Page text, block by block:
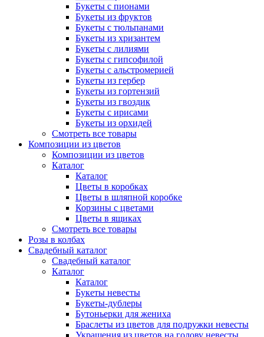
Букеты с пионами
Букеты из фруктов
Букеты с тюльпанами
Букеты из хризантем
Букеты с лилиями
Букеты с гипсофилой
Букеты с альстромерией
Букеты из гербер
Букеты из гортензий
Букеты из гвоздик
Букеты с ирисами
Букеты из орхидей
Смотреть все товары
Композиции из цветов
Композиции из цветов
Каталог
Каталог
Цветы в коробках
Цветы в шляпной коробке
Корзины с цветами
Цветы в ящиках
Смотреть все товары
Розы в колбах
Свадебный каталог
Свадебный каталог
Каталог
Каталог
Букеты невесты
Букеты-дублеры
Бутоньерки для жениха
Браслеты из цветов для подружки невесты